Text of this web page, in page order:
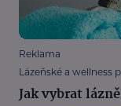
Reklama
Lázeňské a wellness
Jak vybrat